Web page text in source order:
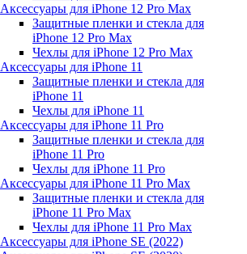
Аксессуары для iPhone 12 Pro Max
Защитные пленки и стекла для
iPhone 12 Pro Max
Чехлы для iPhone 12 Pro Max
Аксессуары для iPhone 11
Защитные пленки и стекла для
iPhone 11
Чехлы для iPhone 11
Аксессуары для iPhone 11 Pro
Защитные пленки и стекла для
iPhone 11 Pro
Чехлы для iPhone 11 Pro
Аксессуары для iPhone 11 Pro Max
Защитные пленки и стекла для
iPhone 11 Pro Max
Чехлы для iPhone 11 Pro Max
Аксессуары для iPhone SE (2022)